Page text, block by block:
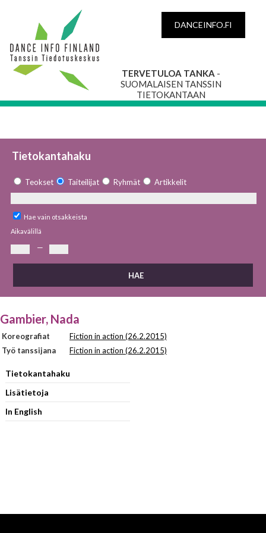
DANCEINFO.FI
TERVETULOA TANKA -
SUOMALAISEN TANSSIN
TIETOKANTAAN
Tietokantahaku
Teokset Taiteilijat Ryhmät Artikkelit
Hae vain otsakkeista
Aikavälillä
—
Gambier, Nada
Koreografiat
Fiction in action (26.2.2015)
Työ tanssijana
Fiction in action (26.2.2015)
Tietokantahaku
Lisätietoja
In English